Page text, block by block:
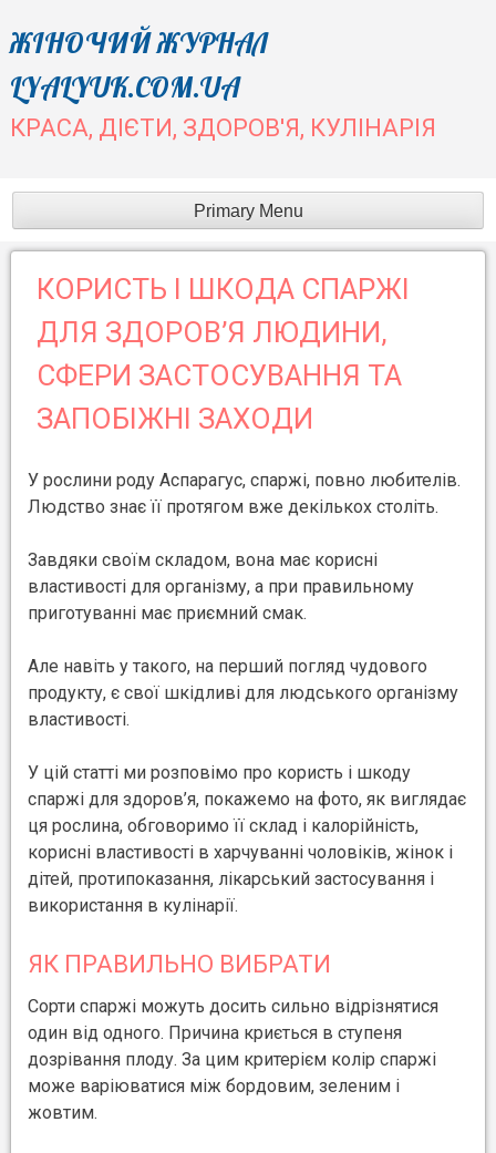
Skip
content
ЖІНОЧИЙ ЖУРНАЛ
LYALYUK.COM.UA
КРАСА, ДІЄТИ, ЗДОРОВ'Я, КУЛІНАРІЯ
Primary Menu
КОРИСТЬ І ШКОДА СПАРЖІ
ДЛЯ ЗДОРОВ’Я ЛЮДИНИ,
СФЕРИ ЗАСТОСУВАННЯ ТА
ЗАПОБІЖНІ ЗАХОДИ
У рослини роду Аспарагус, спаржі, повно любителів.
Людство знає її протягом вже декількох століть.
Завдяки своїм складом, вона має корисні
властивості для організму, а при правильному
приготуванні має приємний смак.
Але навіть у такого, на перший погляд чудового
продукту, є свої шкідливі для людського організму
властивості.
У цій статті ми розповімо про користь і шкоду
спаржі для здоров’я, покажемо на фото, як виглядає
ця рослина, обговоримо її склад і калорійність,
корисні властивості в харчуванні чоловіків, жінок і
дітей, протипоказання, лікарський застосування і
використання в кулінарії.
ЯК ПРАВИЛЬНО ВИБРАТИ
Сорти спаржі можуть досить сильно відрізнятися
один від одного. Причина криється в ступеня
дозрівання плоду. За цим критерієм колір спаржі
може варіюватися між бордовим, зеленим і
жовтим.